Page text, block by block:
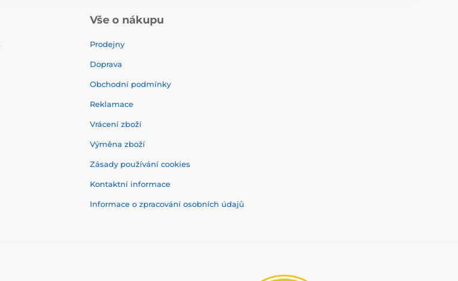
Vše o nákupu
Prodejny
Doprava
Obchodní podmínky
Reklamace
Vrácení zboží
Výměna zboží
Zásady používání cookies
Kontaktní informace
Informace o zpracování osobních údajů